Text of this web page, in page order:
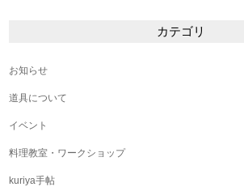
カテゴリ
お知らせ
道具について
イベント
料理教室・ワークショップ
kuriya手帖